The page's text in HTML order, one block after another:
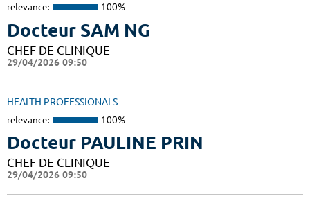
relevance: 100%
Docteur SAM NG
CHEF DE CLINIQUE
29/04/2026 09:50
HEALTH PROFESSIONALS
relevance: 100%
Docteur PAULINE PRIN
CHEF DE CLINIQUE
29/04/2026 09:50